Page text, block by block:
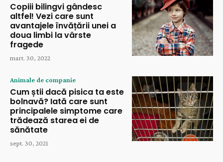
Copiii bilingvi gândesc
altfel! Vezi care sunt
avantajele învățării unei a
doua limbi la vârste
fragede
mart. 30, 2022
Animale de companie
Cum știi dacă pisica ta este
bolnavă? Iată care sunt
principalele simptome care
trădează starea ei de
sănătate
sept. 30, 2021